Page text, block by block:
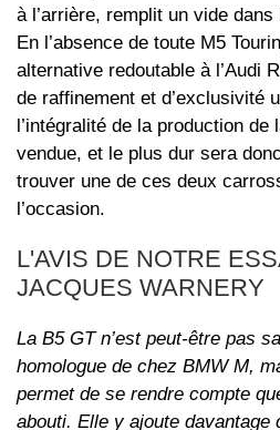
à l’arrière, remplit un vide dans
En l’absence de toute M5
alternative redoutable à l’Audi
de raffinement et d’exclusivité
l’intégralité de la production
vendue, et le plus dur sera
trouver une de ces deux
l’occasion.
L'AVIS DE NOTRE
JACQUES WARNERY
La B5 GT n’est peut-être pas
homologue de chez BMW M,
permet de se rendre compte
abouti. Elle y ajoute davantage